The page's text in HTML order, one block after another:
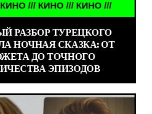
/// КИНО /// КИНО ///
РАЗБОР ТУРЕЦКОГО
НОЧНАЯ СКАЗКА: ОТ
ДО ТОЧНОГО
ЭПИЗОДОВ